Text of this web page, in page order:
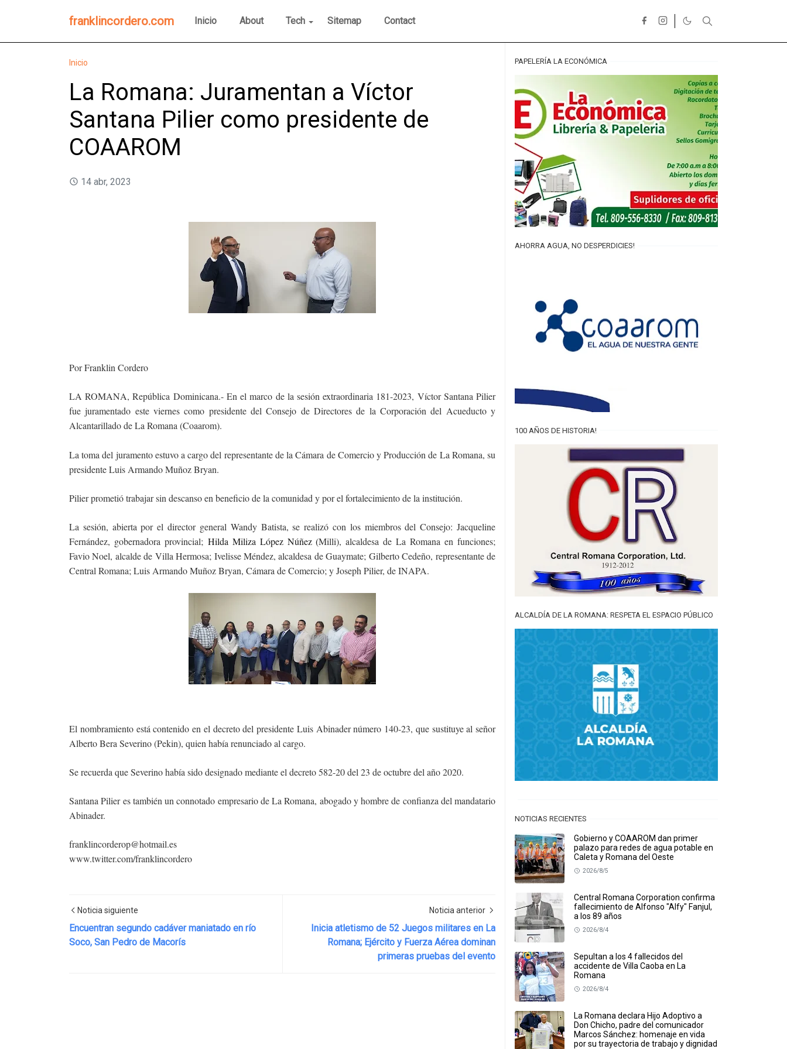
franklincordero.com Inicio About Tech Sitemap Contact
Inicio
La Romana: Juramentan a Víctor
Santana Pilier como presidente de
COAAROM
14 abr, 2023
Por Franklin Cordero
LA ROMANA, República Dominicana.- En el marco de la sesión extraordinaria 181-2023, Víctor Santana Pilier
fue juramentado este viernes como presidente del Consejo de Directores de la Corporación del Acueducto y
Alcantarillado de La Romana (Coaarom).
La toma del juramento estuvo a cargo del representante de la Cámara de Comercio y Producción de La Romana, su
presidente Luis Armando Muñoz Bryan.
Pilier prometió trabajar sin descanso en beneficio de la comunidad y por el fortalecimiento de la institución.
La sesión, abierta por el director general Wandy Batista, se realizó con los miembros del Consejo: Jacqueline
Fernández, gobernadora provincial; Hilda Miliza López Núñez (Milli), alcaldesa de La Romana en funciones;
Favio Noel, alcalde de Villa Hermosa; Ivelisse Méndez, alcaldesa de Guaymate; Gilberto Cedeño, representante de
Central Romana; Luis Armando Muñoz Bryan, Cámara de Comercio; y Joseph Pilier, de INAPA.
El nombramiento está contenido en el decreto del presidente Luis Abinader número 140-23, que sustituye al señor
Alberto Bera Severino (Pekin), quien había renunciado al cargo.
Se recuerda que Severino había sido designado mediante el decreto 582-20 del 23 de octubre del año 2020.
Santana Pilier es también un connotado empresario de La Romana, abogado y hombre de confianza del mandatario
Abinader.
franklincorderop@hotmail.es
www.twitter.com/franklincordero
Noticia siguiente
Encuentran segundo cadáver maniatado en río
Soco, San Pedro de Macorís
Noticia anterior
Inicia atletismo de 52 Juegos militares en La
Romana; Ejército y Fuerza Aérea dominan
primeras pruebas del evento
PAPELERÍA LA ECONÓMICA
AHORRA AGUA, NO DESPERDICIES!
100 AÑOS DE HISTORIA!
ALCALDÍA DE LA ROMANA: RESPETA EL ESPACIO PÚBLICO
NOTICIAS RECIENTES
Gobierno y COAAROM dan primer
palazo para redes de agua potable en
Caleta y Romana del Oeste
2026/8/5
Central Romana Corporation confirma
fallecimiento de Alfonso "Alfy" Fanjul,
a los 89 años
2026/8/4
Sepultan a los 4 fallecidos del
accidente de Villa Caoba en La
Romana
2026/8/4
La Romana declara Hijo Adoptivo a
Don Chicho, padre del comunicador
Marcos Sánchez: homenaje en vida
por su trayectoria de trabajo y dignidad